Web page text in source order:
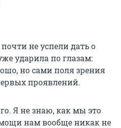
не успели дать о
ударила по глазам:
но сами поля зрения
проявлений.
Я не знаю, как мы это
нам вообще никак не